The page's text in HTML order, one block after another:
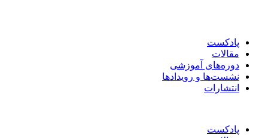
پادکست
مقالات
دوره‌های آموزشی
نشست‌ها و رویدادها
انتشارات
پادکست